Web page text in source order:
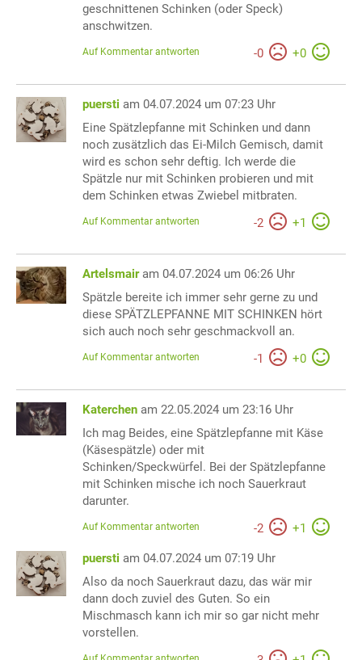
geschnittenen Schinken (oder Speck)
anschwitzen.
-0 +0
Auf Kommentar antworten
puersti am 04.07.2024 um 07:23 Uhr
Eine Spätzlepfanne mit Schinken und dann
noch zusätzlich das Ei-Milch Gemisch, damit
wird es schon sehr deftig. Ich werde die
Spätzle nur mit Schinken probieren und mit
dem Schinken etwas Zwiebel mitbraten.
-2 +1
Auf Kommentar antworten
Artelsmair am 04.07.2024 um 06:26 Uhr
Spätzle bereite ich immer sehr gerne zu und
diese SPÄTZLEPFANNE MIT SCHINKEN hört
sich auch noch sehr geschmackvoll an.
-1 +0
Auf Kommentar antworten
Katerchen am 22.05.2024 um 23:16 Uhr
Ich mag Beides, eine Spätzlepfanne mit Käse
(Käsespätzle) oder mit
Schinken/Speckwürfel. Bei der Spätzlepfanne
mit Schinken mische ich noch Sauerkraut
darunter.
-2 +1
Auf Kommentar antworten
puersti am 04.07.2024 um 07:19 Uhr
Also da noch Sauerkraut dazu, das wär mir
dann doch zuviel des Guten. So ein
Mischmasch kann ich mir so gar nicht mehr
vorstellen.